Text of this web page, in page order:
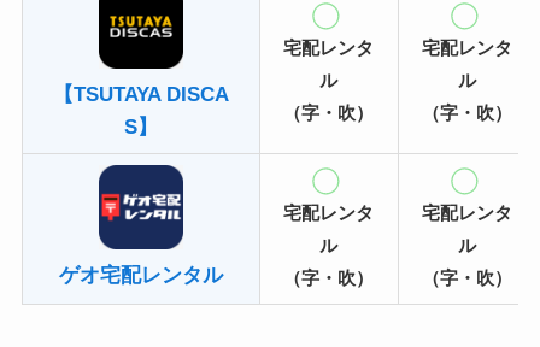
【TSUTAYA DISCA
S】
宅配レンタ
ル
（字・吹）
宅配レンタ
ル
（字・吹）
ゲオ宅配レンタル
宅配レンタ
ル
（字・吹）
宅配レンタ
ル
（字・吹）